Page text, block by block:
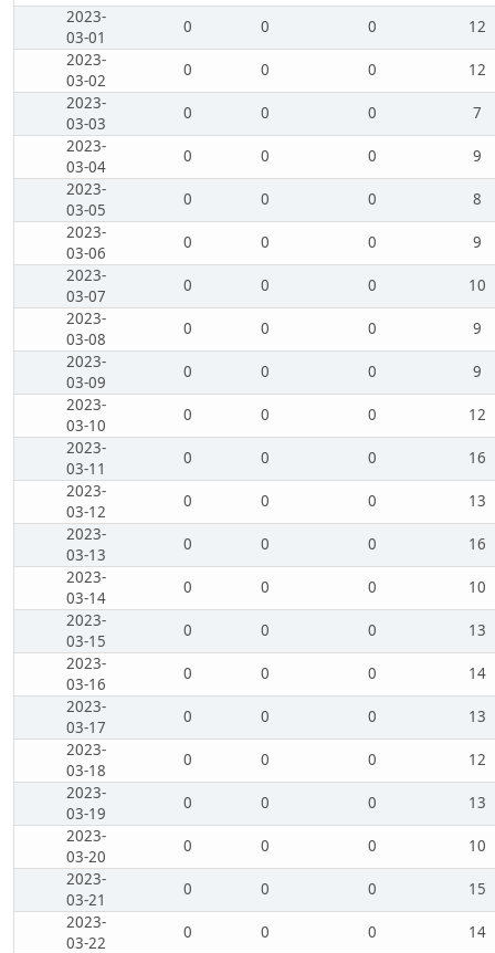
2023-
03-01
0 0 0
12
2023-
03-02
0 0 0
12
2023-
03-03
0 0 0
7
2023-
03-04
0 0 0
9
2023-
03-05
0 0 0
8
2023-
03-06
0 0 0
9
2023-
03-07
0 0 0
10
2023-
03-08
0 0 0
9
2023-
03-09
0 0 0
9
2023-
03-10
0 0 0
12
2023-
03-11
0 0 0
16
2023-
03-12
0 0 0
13
2023-
03-13
0 0 0
16
2023-
03-14
0 0 0
10
2023-
03-15
0 0 0
13
2023-
03-16
0 0 0
14
2023-
03-17
0 0 0
13
2023-
03-18
0 0 0
12
2023-
03-19
0 0 0
13
2023-
03-20
0 0 0
10
2023-
03-21
0 0 0
15
2023-
03-22
0 0 0
14